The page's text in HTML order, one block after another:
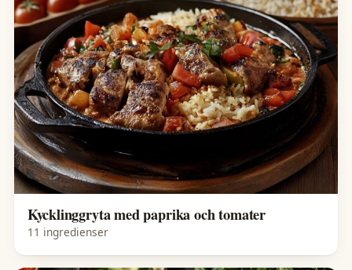
Kycklinggryta med paprika och tomater
11 ingredienser